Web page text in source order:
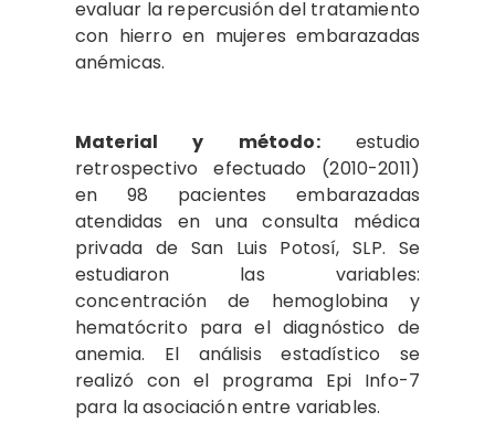
evaluar la repercusión del tratamiento
con hierro en mujeres embarazadas
anémicas.
Material y método:estudio
retrospectivo efectuado (2010-2011)
en 98 pacientes embarazadas
atendidas en una consulta médica
privada de San Luis Potosí, SLP. Se
estudiaron las variables:
concentración de hemoglobina y
hematócrito para el diagnóstico de
anemia. El análisis estadístico se
realizó con el programa Epi Info-7
para la asociación entre variables.